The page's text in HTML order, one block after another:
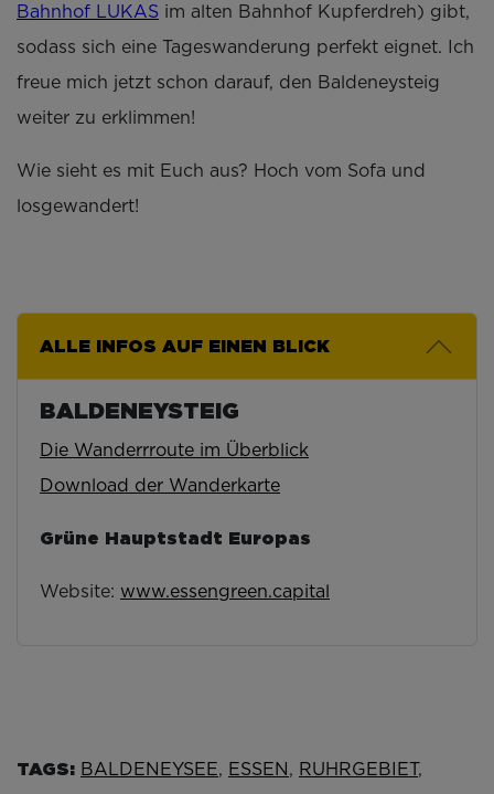
Bahnhof LUKAS im alten Bahnhof Kupferdreh) gibt,
sodass sich eine Tageswanderung perfekt eignet. Ich
freue mich jetzt schon darauf, den Baldeneysteig
weiter zu erklimmen!
Wie sieht es mit Euch aus? Hoch vom Sofa und
losgewandert!
ALLE INFOS AUF EINEN BLICK
BALDENEYSTEIG
Die Wanderrroute im Überblick
Download der Wanderkarte
Grüne Hauptstadt Europas
Website: www.essengreen.capital
TAGS: BALDENEYSEE, ESSEN , RUHRGEBIET ,